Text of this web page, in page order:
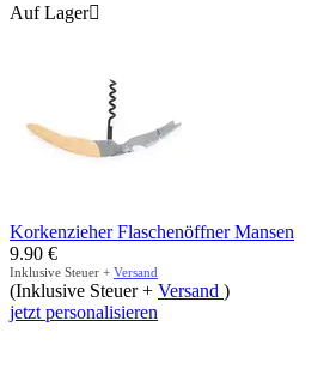
Auf Lager
Korkenzieher Flaschenöffner Mansen
9.90 €
Inklusive Steuer + Versand
(Inklusive Steuer + Versand )
jetzt personalisieren